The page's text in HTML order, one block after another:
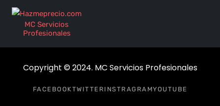
MC Servicios
Profesionales
Copyright © 2024. MC Servicios Profesionales
FACEBOOK TWITTER INSTRAGRAMYOUTUBE